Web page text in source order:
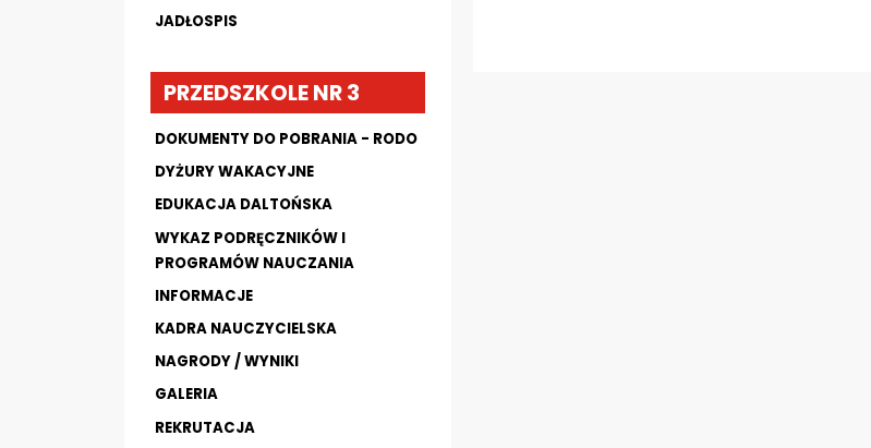
JADŁOSPIS
PRZEDSZKOLE NR 3
DOKUMENTY DO POBRANIA - RODO
DYŻURY WAKACYJNE
EDUKACJA DALTOŃSKA
WYKAZ PODRĘCZNIKÓW I
PROGRAMÓW NAUCZANIA
INFORMACJE
KADRA NAUCZYCIELSKA
NAGRODY / WYNIKI
GALERIA
REKRUTACJA